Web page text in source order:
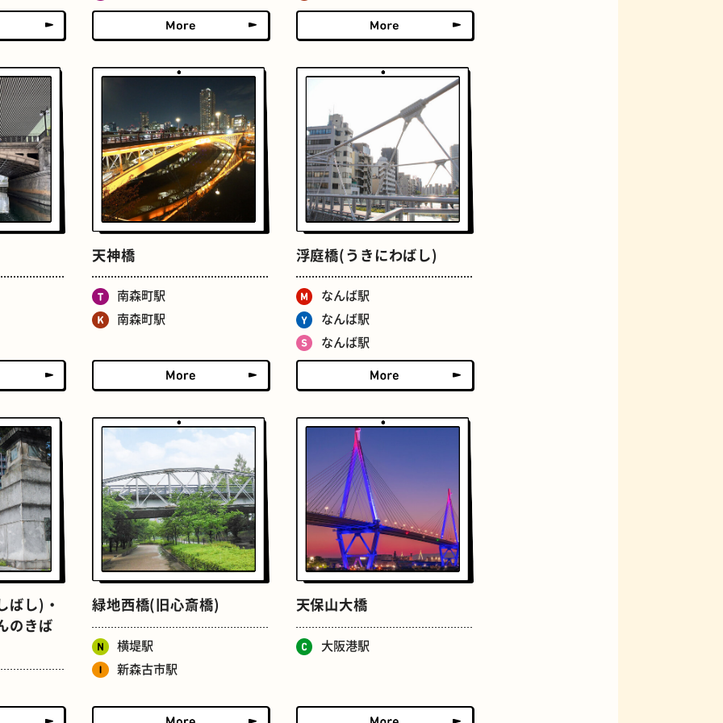
せんべろ ストリートアート グラススイーツ
ドーナツ アーケード
食パン ごほうびチョコ 佃煮
天神橋
南森町駅
南森町駅
浮庭橋(うきにわばし)
なんば駅
なんば駅
なんば駅
ばし)・
のきば
緑地西橋(旧心斎橋)
横堤駅
新森古市駅
天保山大橋
大阪港駅